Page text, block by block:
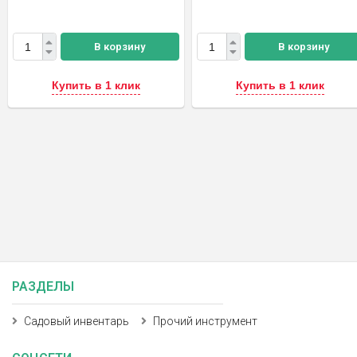
В корзину
Купить в 1 клик
В корзину
Купить в 1 клик
РАЗДЕЛЫ
Садовый инвентарь Прочий инструмент